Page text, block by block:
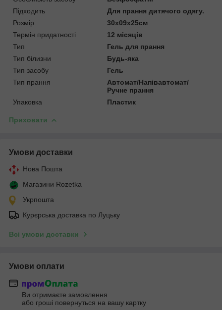
Підходить
Для прання дитячого одягу.
Розмір
30х09х25см
Термін придатності
12 місяців
Тип
Гель для прання
Тип білизни
Будь-яка
Тип засобу
Гель
Тип прання
Автомат/Напівавтомат/
Ручне прання
Упаковка
Пластик
Приховати
Умови доставки
Нова Пошта
Магазини Rozetka
Укрпошта
Курєрська доставка по Луцьку
Всі умови доставки
Умови оплати
Ви отримаєте замовлення
або гроші повернуться на вашу картку